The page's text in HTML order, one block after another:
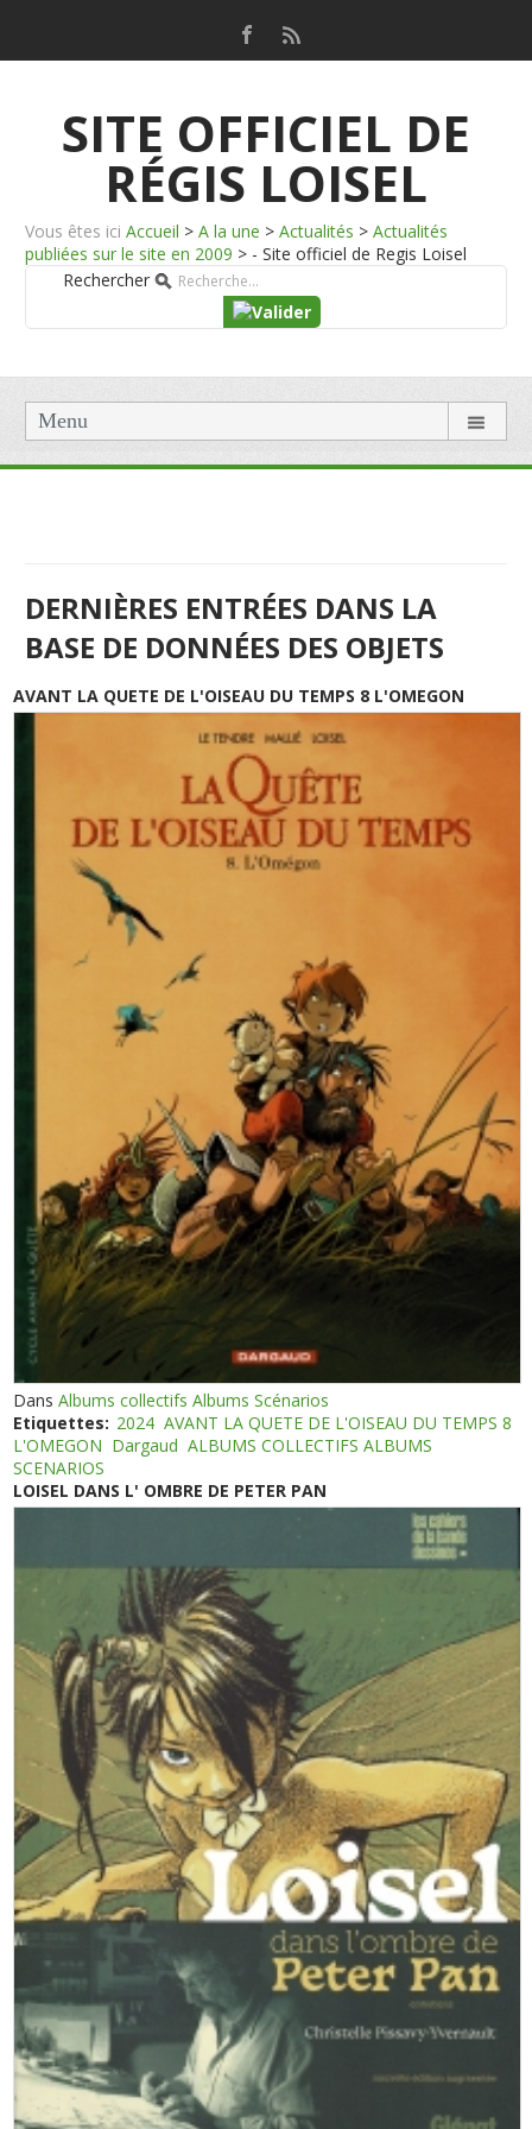
SITE OFFICIEL DE
RÉGIS LOISEL
Vous êtes ici Accueil > A la une > Actualités > Actualités
publiées sur le site en 2009 > - Site officiel de Regis Loisel
Rechercher
Menu
DERNIÈRES ENTRÉES DANS LA
BASE DE DONNÉES DES OBJETS
AVANT LA QUETE DE L'OISEAU DU TEMPS 8 L'OMEGON
DansAlbums collectifs Albums Scénarios
Etiquettes: 2024 AVANT LA QUETE DE L'OISEAU DU TEMPS 8
L'OMEGON Dargaud ALBUMS COLLECTIFS ALBUMS
SCENARIOS
LOISEL DANS L' OMBRE DE PETER PAN